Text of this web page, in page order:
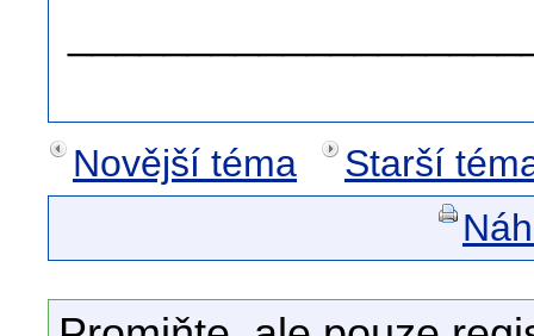
Novější téma
Starší